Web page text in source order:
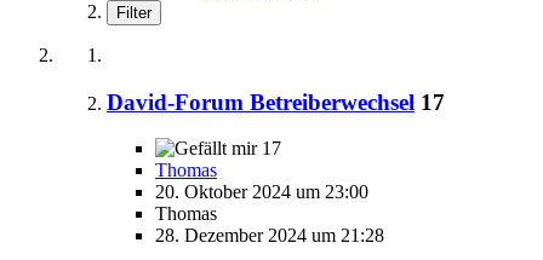
Filter
David-Forum Betreiberwechsel 17
17
Thomas
20. Oktober 2024 um 23:00
Thomas
28. Dezember 2024 um 21:28